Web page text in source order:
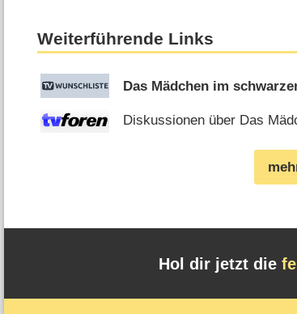
Weiterführende Links
Das Mädchen im
Diskussionen über Das
Hol dir jetzt die